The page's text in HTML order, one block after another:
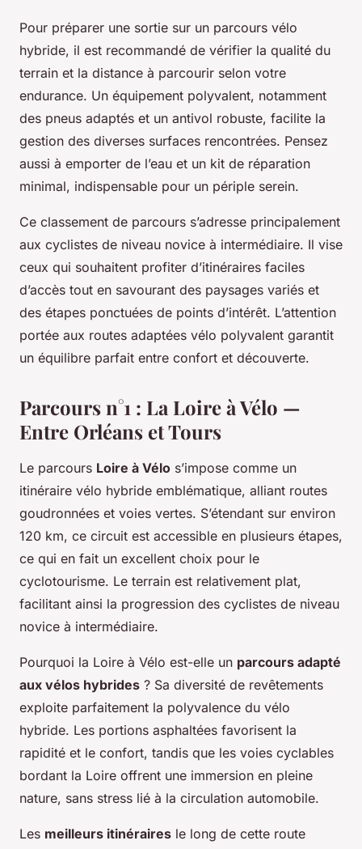
Pour préparer une sortie sur un parcours vélo
hybride, il est recommandé de vérifier la qualité du
terrain et la distance à parcourir selon votre
endurance. Un équipement polyvalent, notamment
des pneus adaptés et un antivol robuste, facilite la
gestion des diverses surfaces rencontrées. Pensez
aussi à emporter de l’eau et un kit de réparation
minimal, indispensable pour un périple serein.
Ce classement de parcours s’adresse principalement
aux cyclistes de niveau novice à intermédiaire. Il vise
ceux qui souhaitent profiter d’itinéraires faciles
d’accès tout en savourant des paysages variés et
des étapes ponctuées de points d’intérêt. L’attention
portée aux routes adaptées vélo polyvalent garantit
un équilibre parfait entre confort et découverte.
Parcours n°1 : La Loire à Vélo —
Entre Orléans et Tours
Le parcours Loire à Vélo s’impose comme un
itinéraire vélo hybride emblématique, alliant routes
goudronnées et voies vertes. S’étendant sur environ
120 km, ce circuit est accessible en plusieurs étapes,
ce qui en fait un excellent choix pour le
cyclotourisme. Le terrain est relativement plat,
facilitant ainsi la progression des cyclistes de niveau
novice à intermédiaire.
Pourquoi la Loire à Vélo est-elle un parcours adapté
aux vélos hybrides ? Sa diversité de revêtements
exploite parfaitement la polyvalence du vélo
hybride. Les portions asphaltées favorisent la
rapidité et le confort, tandis que les voies cyclables
bordant la Loire offrent une immersion en pleine
nature, sans stress lié à la circulation automobile.
Les meilleurs itinéraires le long de cette route